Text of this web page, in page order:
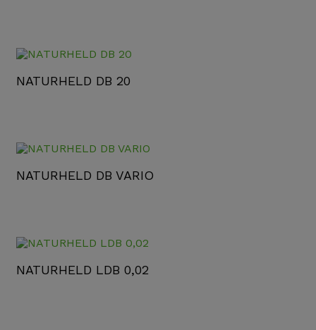
NATURHELD DB 20
NATURHELD DB VARIO
NATURHELD LDB 0,02